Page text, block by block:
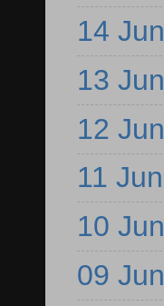
14 Jun
13 Jun
12 Jun
11 Jun
10 Jun
09 Jun